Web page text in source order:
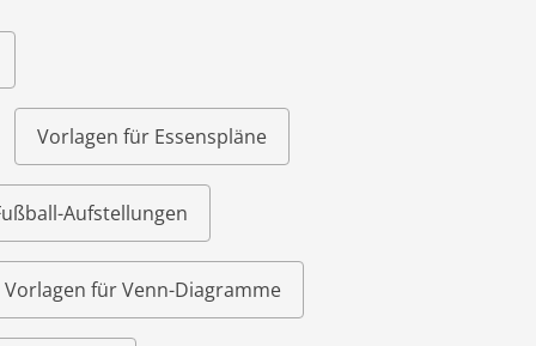
Vorlagen für Essenspläne
Aufstellungen
Vorlagen für Venn-Diagramme